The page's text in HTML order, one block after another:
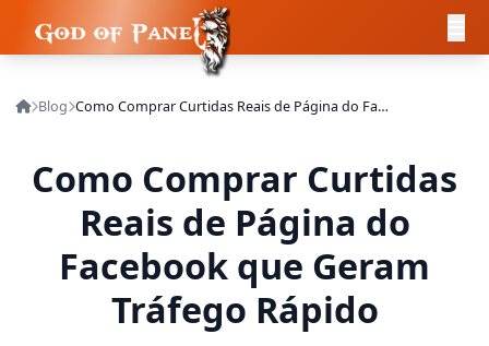
Blog Como Comprar Curtidas Reais de Página do Facebook que Geram Tráfego Rápido
Como Comprar Curtidas
Reais de Página do
Facebook que Geram
Tráfego Rápido